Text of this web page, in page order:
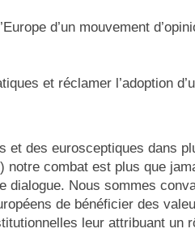
d’un mouvement
et réclamer l’adoption
des eurosceptiques dans
combat est plus que
dialogue. Nous sommes
de bénéficier des
leur attribuant un